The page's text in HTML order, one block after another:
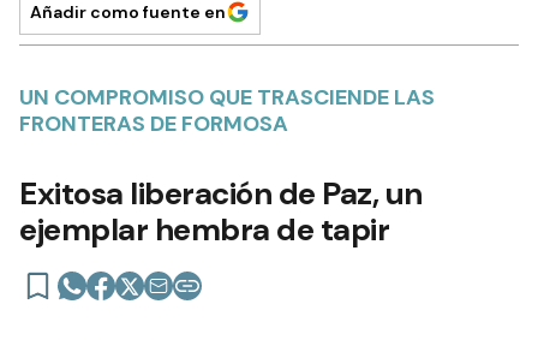
Añadir como fuente en
UN COMPROMISO QUE TRASCIENDE LAS
FRONTERAS DE FORMOSA
Exitosa liberación de Paz, un
ejemplar hembra de tapir